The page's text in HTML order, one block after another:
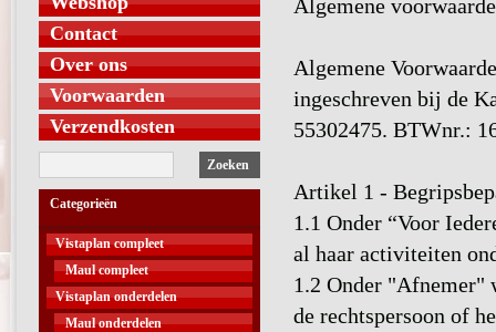
Contact
Over ons
Voorwaarden
Verzendkosten
Zoeken
Categorieën
Vistaplan compleet
Maul compleet
Vistaplan onderdelen
Maul onderdelen
Algemene
Algemene
ingeschreven bij de
55302475. BTWnr.:
Artikel 1 -
1.1 Onder “Voor
al haar activiteiten
1.2 Onder "Afnemer"
de rechtspersoon of